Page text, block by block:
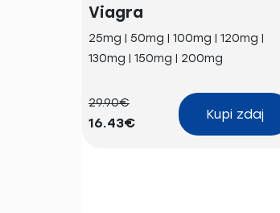
Viagra
25mg | 50mg | 100mg | 120mg |
130mg | 150mg | 200mg
29.90€
16.43€
Kupi zdaj